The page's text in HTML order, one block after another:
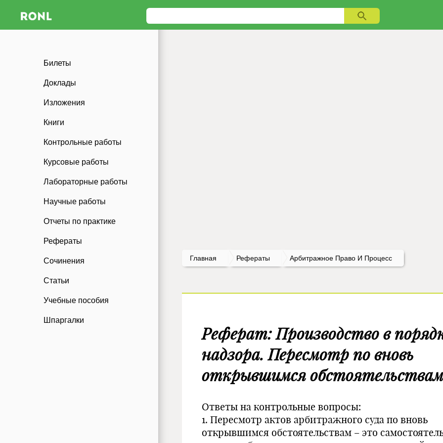
Билеты
Доклады
Изложения
Книги
Контрольные работы
Курсовые работы
Лабораторные работы
Научные работы
Отчеты по практике
Рефераты
Сочинения
Статьи
Учебные пособия
Шпаргалки
Главная Рефераты Арбитражное Право И Процесс
Реферат: Производство в
надзора. Пересмотр по вновь
открывшимся обстоятельствам
Ответы на контрольные вопросы:
1. Пересмотр актов арбитражного суда по вновь
открывшимся обстоятельствам – это